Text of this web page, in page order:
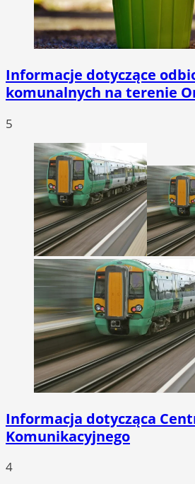
Informacje dotyczące
komunalnych na terenie
5
Informacja dotycząca
Komunikacyjnego
4